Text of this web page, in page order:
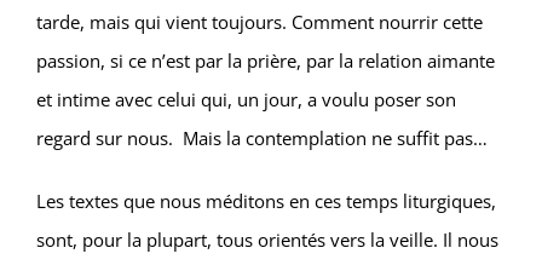
tarde, mais qui vient toujours. Comment nourrir cette
passion, si ce n’est par la prière, par la relation aimante
et intime avec celui qui, un jour, a voulu poser son
regard sur nous. Mais la contemplation ne suffit pas…
Les textes que nous méditons en ces temps liturgiques,
sont, pour la plupart, tous orientés vers la veille. Il nous